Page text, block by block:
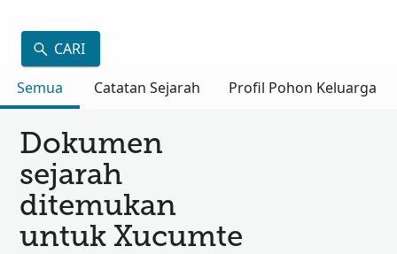
CARI
Semua
Catatan Sejarah Profil Pohon Keluarga
Dokumen
sejarah
ditemukan
untuk Xucumte